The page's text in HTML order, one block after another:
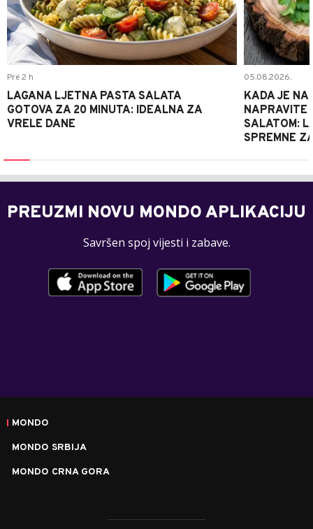
Pre 2 h
LAGANA LJETNA PASTA SALATA
GOTOVA ZA 20 MINUTA: IDEALNA ZA
VRELE DANE
05.08.2026.
KADA JE
NAPRAVITE
SALATOM:
SPREMNE
PREUZMI NOVU MONDO APLIKACIJU
Savršen spoj vijesti i zabave.
MONDO
MONDO SRBIJA
MONDO CRNA GORA